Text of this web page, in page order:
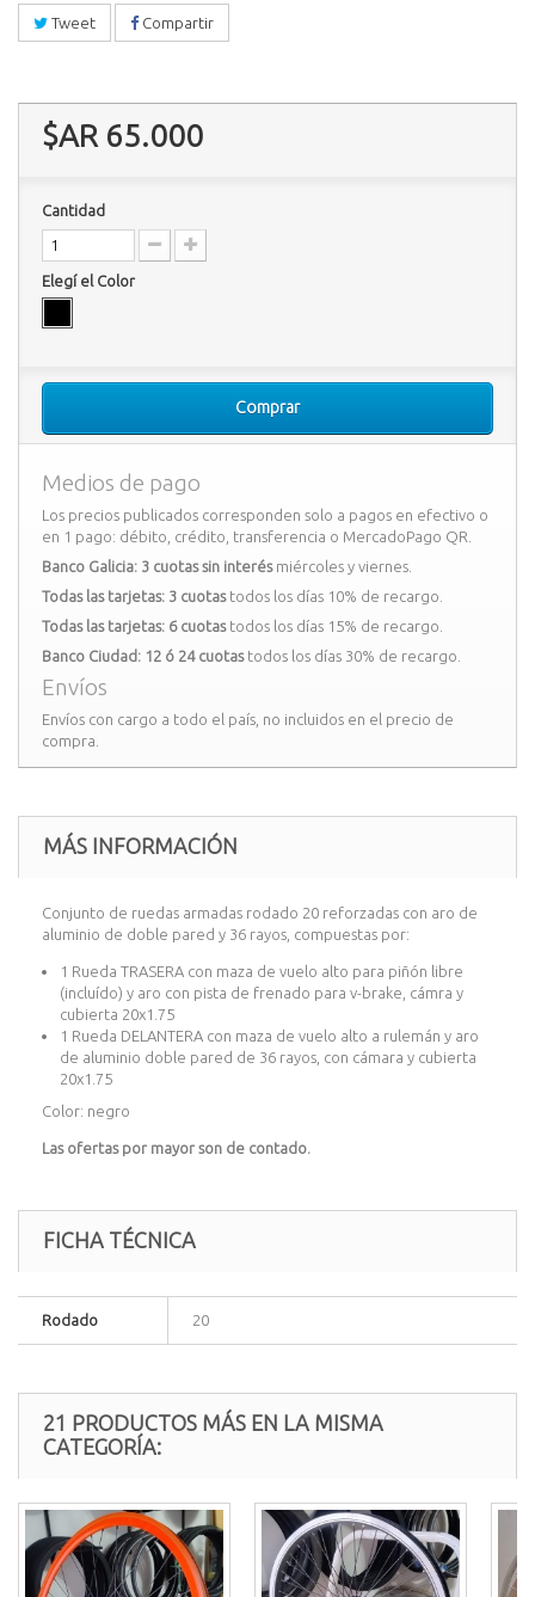
Tweet Compartir
$AR 65.000
Cantidad
Elegí el Color
Comprar
Medios de pago
Los precios publicados corresponden solo a pagos en efectivo o
en 1 pago: débito, crédito, transferencia o MercadoPago QR.
Banco Galicia: 3 cuotas sin interésmiércoles y viernes.
Todas las tarjetas: 3 cuotastodos los días 10% de recargo.
Todas las tarjetas: 6 cuotastodos los días 15% de recargo.
Banco Ciudad: 12 ó 24 cuotastodos los días 30% de recargo.
Envíos
Envíos con cargo a todo el país, no incluidos en el precio de
compra.
MÁS INFORMACIÓN
Conjunto de ruedas armadas rodado 20 reforzadas con aro de
aluminio de doble pared y 36 rayos, compuestas por:
1 Rueda TRASERA con maza de vuelo alto para piñón libre
(incluído) y aro con pista de frenado para v-brake, cámra y
cubierta 20x1.75
1 Rueda DELANTERA con maza de vuelo alto a rulemán y aro
de aluminio doble pared de 36 rayos, con cámara y cubierta
20x1.75
Color: negro
Las ofertas por mayor son de contado.
FICHA TÉCNICA
Rodado 20
21 PRODUCTOS MÁS EN LA MISMA
CATEGORÍA: